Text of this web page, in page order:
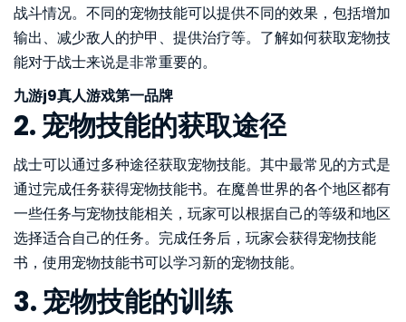
战斗情况。不同的宠物技能可以提供不同的效果，包括增加
输出、减少敌人的护甲、提供治疗等。了解如何获取宠物技
能对于战士来说是非常重要的。
九游j9真人游戏第一品牌
2. 宠物技能的获取途径
战士可以通过多种途径获取宠物技能。其中最常见的方式是
通过完成任务获得宠物技能书。在魔兽世界的各个地区都有
一些任务与宠物技能相关，玩家可以根据自己的等级和地区
选择适合自己的任务。完成任务后，玩家会获得宠物技能
书，使用宠物技能书可以学习新的宠物技能。
3. 宠物技能的训练